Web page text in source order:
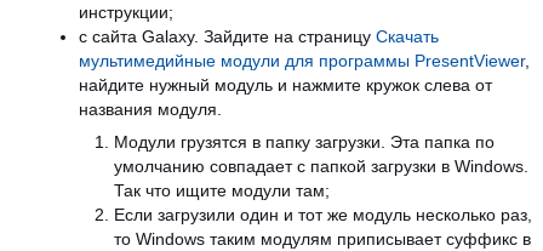
инструкции;
с сайта Galaxy. Зайдите на страницу Скачать
мультимедийные модули для программы PresentViewer,
найдите нужный модуль и нажмите кружок слева от
названия модуля.
Модули грузятся в папку загрузки. Эта папка по
умолчанию совпадает с папкой загрузки в Windows.
Так что ищите модули там;
Если загрузили один и тот же модуль несколько раз,
то Windows таким модулям приписывает суффикс в